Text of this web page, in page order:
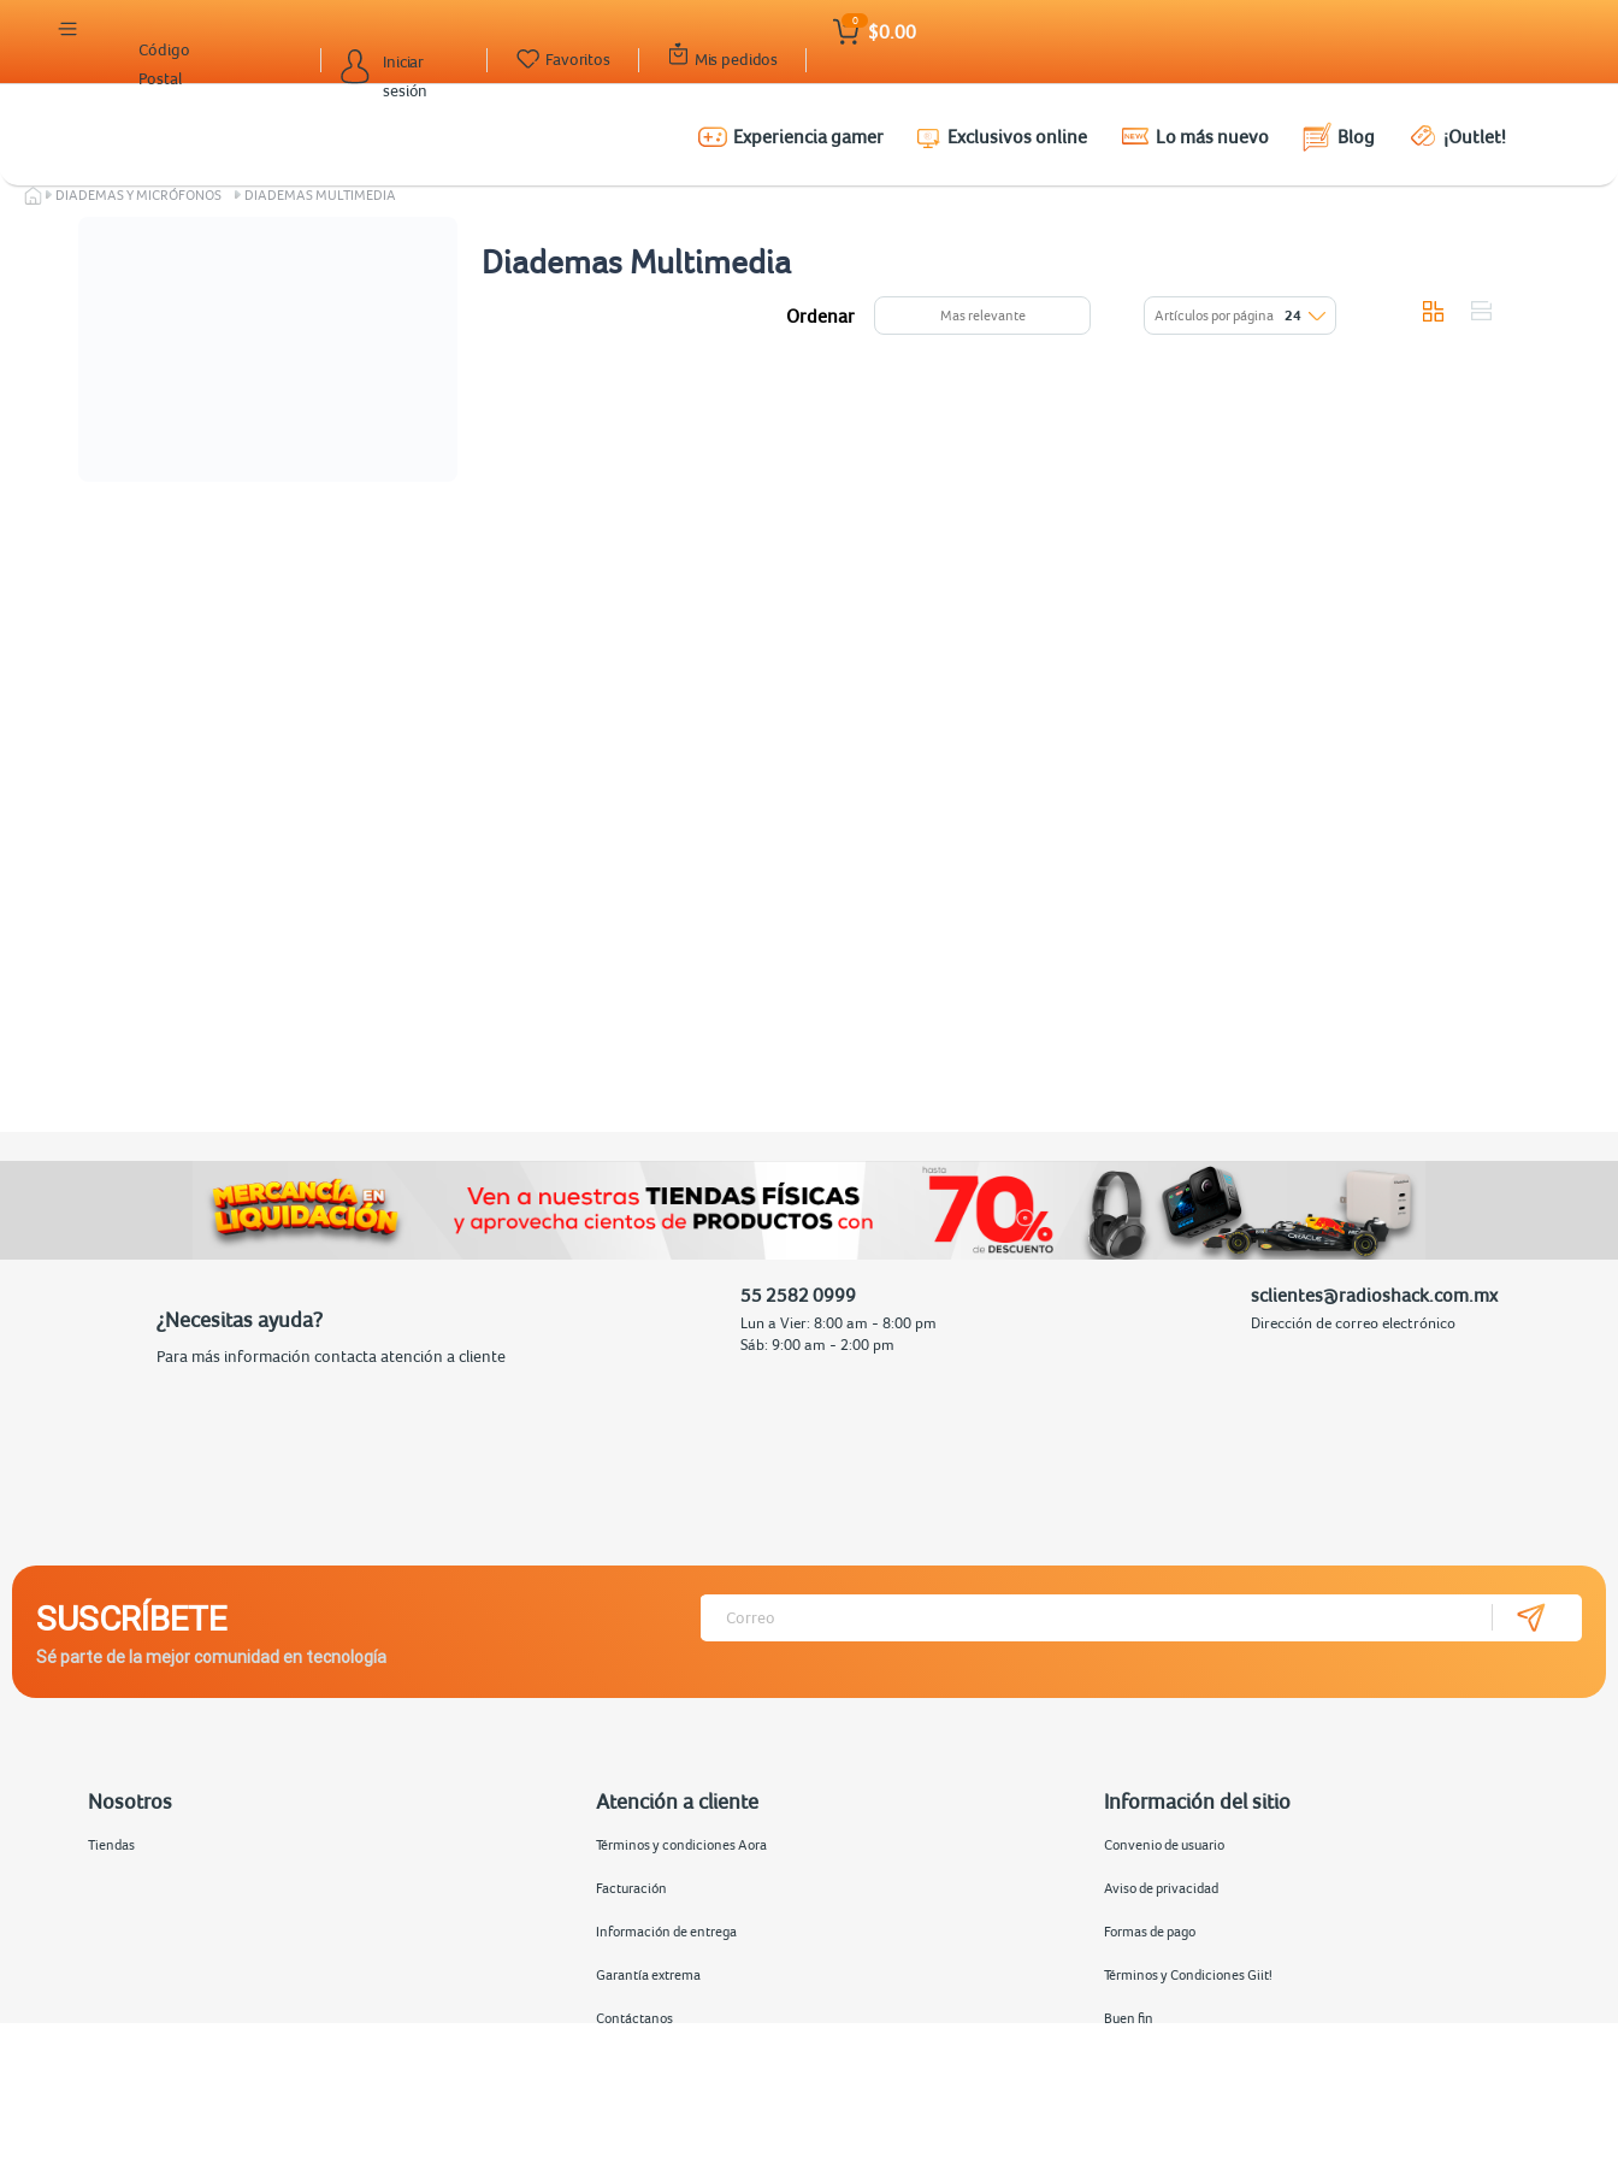
Iniciar
sesión
Código
Postal
Mis pedidos
Favoritos
0
$0.00
Experiencia gamer Exclusivos online Lo más nuevo Blog ¡Outlet!
DIADEMAS Y MICRÓFONOS DIADEMAS MULTIMEDIA
Diademas Multimedia
Ordenar Mas relevante Artículos por página 24
¿Necesitas ayuda?
Para más información contacta atención a cliente
55 2582 0999
Lun a Vier: 8:00 am - 8:00 pm
Sáb: 9:00 am - 2:00 pm
sclientes@radioshack.com.mx
Dirección de correo electrónico
SUSCRÍBETE
Sé parte de la mejor comunidad en tecnología
Nosotros
Tiendas
Atención a cliente
Términos y condiciones Aora
Facturación
Información de entrega
Garantía extrema
Contáctanos
Información del sitio
Convenio de usuario
Aviso de privacidad
Formas de pago
Términos y Condiciones Giit!
Buen fin